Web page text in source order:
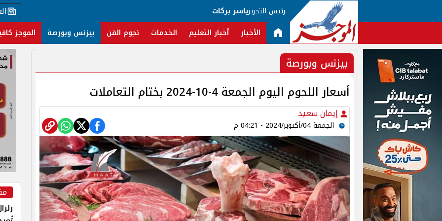
رئيس التحريرياسر بركات
الأخبار أخبار التعليم الخدمات نجوم الفن بيزنس وبورصة الموجز
بيزنس وبورصة
أسعار اللحوم اليوم الجمعة 4-10-2024 بختام التعاملات
إيمان سعيد
الجمعة 04/أكتوبر/2024 - 04:21 م